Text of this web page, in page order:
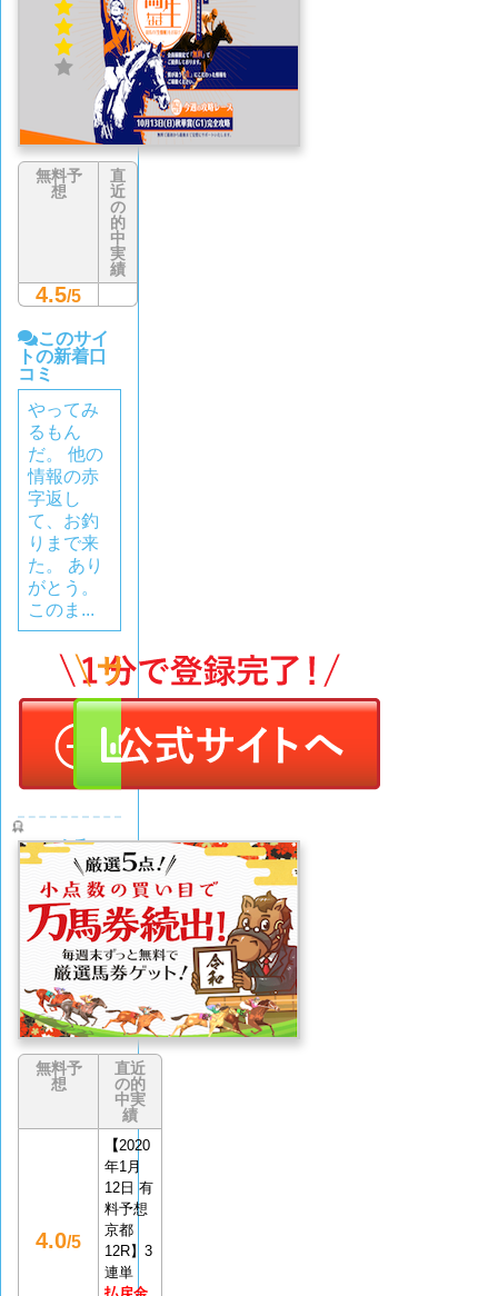
件)
無料予
想
直
近
の
的
中
実
績
4.5/5
このサイ
トの新着口
コミ
やってみ
るもん
だ。 他の
情報の赤
字返し
て、お釣
りまで来
た。 あり
がとう。
このま...
令和ケ
イバ
評価
なし
(0
件)
無料予
想
直近
の的
中実
績
4.0/5
【2020
年1月
12日 有
料予想
京都
12R】3
連単